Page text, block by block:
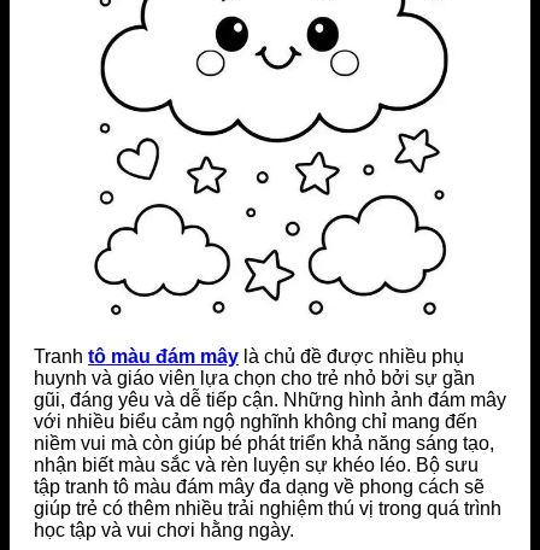
Tranh tô màu đám mây là chủ đề được nhiều phụ
huynh và giáo viên lựa chọn cho trẻ nhỏ bởi sự gần
gũi, đáng yêu và dễ tiếp cận. Những hình ảnh đám mây
với nhiều biểu cảm ngộ nghĩnh không chỉ mang đến
niềm vui mà còn giúp bé phát triển khả năng sáng tạo,
nhận biết màu sắc và rèn luyện sự khéo léo. Bộ sưu
tập tranh tô màu đám mây đa dạng về phong cách sẽ
giúp trẻ có thêm nhiều trải nghiệm thú vị trong quá trình
học tập và vui chơi hằng ngày.